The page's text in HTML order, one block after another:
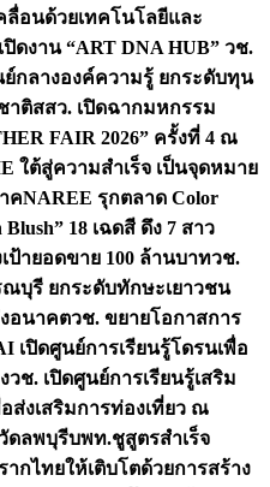
อนด้วยเทคโนโลยีและ
ปิดงาน “ART DNA HUB” วช.
กลางองค์ความรู้ ยกระดับทุน
าติสสว. เปิดฉากมหกรรม
FAIR 2026” ครั้งที่ 4 ณ
ใต้สู่ความสำเร็จ เป็นจุดหมาย
คNAREE รุกตลาด Color
Blush” 18 เฉดสี ดึง 7 สาว
ป้ายอดขาย 100 ล้านบาทวช.
บุรี ยกระดับทักษะเยาวชน
อนาคตวช. ขยายโอกาสการ
เปิดศูนย์การเรียนรู้โดรนเพื่อ
วช. เปิดศูนย์การเรียนรู้เสริม
ส่งเสริมการท่องเที่ยว ณ
ดลพบุรีบพท.ชูสูตรสำเร็จ
ากไทยให้เติบโตด้วยการสร้าง